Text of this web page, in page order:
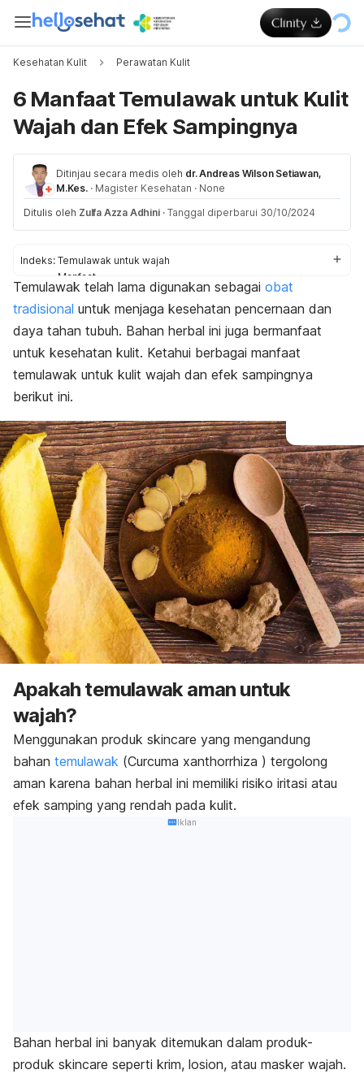
Kesehatan Kulit Perawatan Kulit
6 Manfaat Temulawak untuk Kulit
Wajah dan Efek Sampingnya
Ditinjau secara medis oleh dr. Andreas Wilson Setiawan,
M.Kes. · Magister Kesehatan · None
Ditulis oleh Zulfa Azza Adhini · Tanggal diperbarui 30/10/2024
Indeks: Temulawak untuk wajah
Manfaat
Cara menggunakan
Efek samping
Temulawak telah lama digunakan sebagai obat
tradisional untuk menjaga kesehatan pencernaan dan
daya tahan tubuh. Bahan herbal ini juga bermanfaat
untuk kesehatan kulit. Ketahui berbagai manfaat
temulawak untuk kulit wajah dan efek sampingnya
berikut ini.
Apakah temulawak aman untuk
wajah?
Menggunakan produk skincare yang mengandung
bahan temulawak (Curcuma xanthorrhiza ) tergolong
aman karena bahan herbal ini memiliki risiko iritasi atau
efek samping yang rendah pada kulit.
Iklan
Bahan herbal ini banyak ditemukan dalam produk-
produk skincare seperti krim, losion, atau masker wajah.